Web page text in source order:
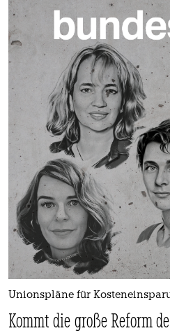
Unionspläne für
Kommt die große Reform